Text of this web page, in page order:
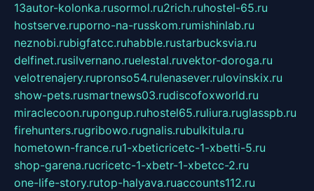
13autor-kolonka.rusormol.ru2rich.ruhostel-65.ru
hostserve.ruporno-na-russkom.rumishinlab.ru
neznobi.rubigfatcc.ruhabble.rustarbucksvia.ru
delfinet.rusilvernano.ruelestal.ruvektor-doroga.ru
velotrenajery.rupronso54.rulenasever.rulovinskix.ru
show-pets.rusmartnews03.rudiscofoxworld.ru
miraclecoon.rupongup.ruhostel65.ruliura.ruglasspb.ru
firehunters.rugribowo.rugnalis.rubulkitula.ru
hometown-france.ru1-xbeticricetc-1-xbetti-5.ru
shop-garena.rucricetc-1-xbetr-1-xbetcc-2.ru
one-life-story.rutop-halyava.ruaccounts112.ru